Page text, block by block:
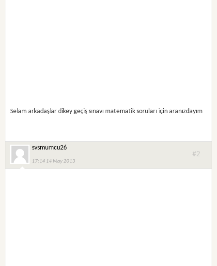
Selam arkadaşlar dikey geçiş sınavı matematik soruları için aranızdayım
svsmumcu26
17:14 14 May 2013
#2